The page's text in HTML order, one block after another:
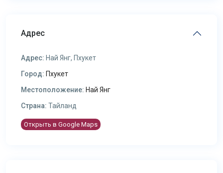
Адрес
Адрес: Най Янг, Пхукет
Город: Пхукет
Местоположение: Най Янг
Страна: Тайланд
Открыть в Google Maps